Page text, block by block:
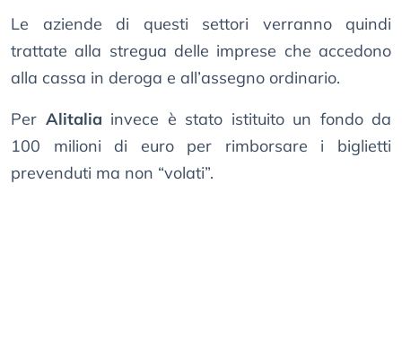
Le aziende di questi settori verranno quindi
trattate alla stregua delle imprese che accedono
alla cassa in deroga e all’assegno ordinario.
Per Alitalia invece è stato istituito un fondo da
100 milioni di euro per rimborsare i biglietti
prevenduti ma non “volati”.